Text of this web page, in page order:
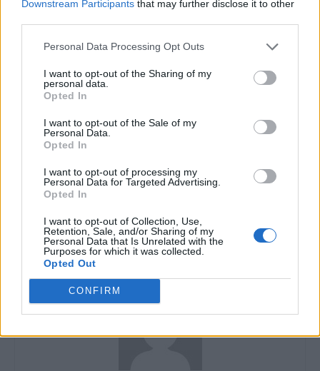
Downstream Participants that may further disclose it to other
Personal Data Processing Opt Outs
I want to opt-out of the Sharing of my
personal data.
Opted In
I want to opt-out of the Sale of my
Personal Data.
Opted In
I want to opt-out of processing my
Personal Data for Targeted Advertising.
Opted In
I want to opt-out of Collection, Use,
Retention, Sale, and/or Sharing of my
Personal Data that Is Unrelated with the
Purposes for which it was collected.
Opted Out
CONFIRM
oficialmente
plataformas uber
Artigo anterior
Todas as novidades
apresentadas durante o
evento Apple iPad de 2018.
Próximo artigo
do próximo iPad Pro com
base em um ícone do iOS.